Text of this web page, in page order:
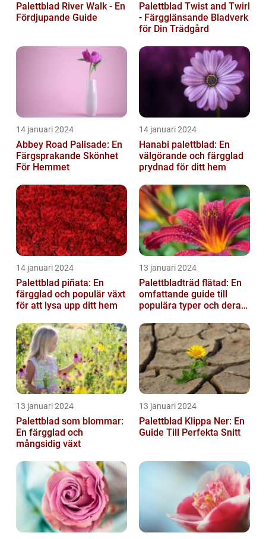
Palettblad River Walk - En
Fördjupande Guide
Palettblad Twist and Twirl
- Färgglänsande Bladverk
för Din Trädgård
14 januari 2024
Abbey Road Palisade: En
Färgsprakande Skönhet
För Hemmet
14 januari 2024
Hanabi palettblad: En
välgörande och färgglad
prydnad för ditt hem
14 januari 2024
Palettblad piñata: En
färgglad och populär växt
för att lysa upp ditt hem
13 januari 2024
Palettbladträd flätad: En
omfattande guide till
populära typer och deras
13 januari 2024
Palettblad som blommar:
En färgglad och
mångsidig växt
13 januari 2024
Palettblad Klippa Ner: En
Guide Till Perfekta Snitt